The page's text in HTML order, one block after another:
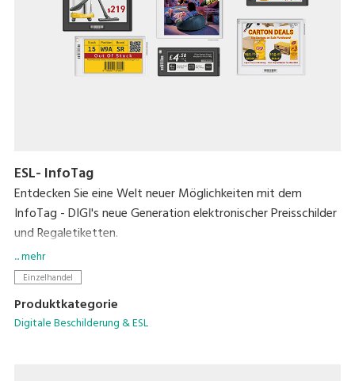
ESL- InfoTag
Entdecken Sie eine Welt neuer Möglichkeiten mit dem
InfoTag - DIGI's neue Generation elektronischer Preisschilder
und Regaletiketten.
Ästhetik und Leistung werden in dieser intelligenten Lösung
Batterielaufzeit, lebendigem 4-Farben-Display, 7 LED-
Farben, 2 Gehäusefarbenoptionen, herausnehmbaren
... mehr
Einzelhandel
Produktkategorie
Digitale Beschilderung & ESL